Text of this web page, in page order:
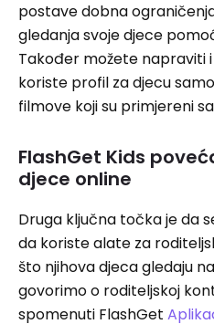
postave dobna
gledanja svoje djece
Također možete napraviti
koriste profil za djecu
filmove koji su primjereni
FlashGet Kids
djece online
Druga ključna točka je da
da koriste alate za
što njihova djeca gledaju
govorimo o roditeljskoj
spomenuti FlashGet